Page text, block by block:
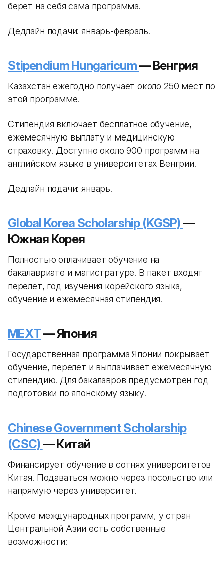
берет на себя сама программа.
Дедлайн подачи: январь-февраль.
Stipendium Hungaricum— Венгрия
Казахстан ежегодно получает около 250 мест по
этой программе.
Стипендия включает бесплатное обучение,
ежемесячную выплату и медицинскую
страховку. Доступно около 900 программ на
английском языке в университетах Венгрии.
Дедлайн подачи: январь.
Global Korea Scholarship (KGSP)—
Южная Корея
Полностью оплачивает обучение на
бакалавриате и магистратуре. В пакет входят
перелет, год изучения корейского языка,
обучение и ежемесячная стипендия.
MEXT— Япония
Государственная программа Японии покрывает
обучение, перелет и выплачивает ежемесячную
стипендию. Для бакалавров предусмотрен год
подготовки по японскому языку.
Chinese Government Scholarship
(CSC)— Китай
Финансирует обучение в сотнях университетов
Китая. Подаваться можно через посольство или
напрямую через университет.
Кроме международных программ, у стран
Центральной Азии есть собственные
возможности: